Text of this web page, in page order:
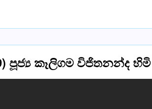
පූජ්‍ය කෑලිගම විජිතනන්ද හිමි